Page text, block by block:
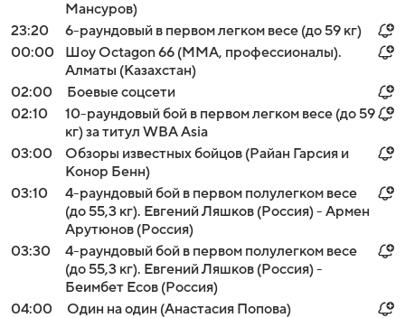
Мансуров)
23:20
6-раундовый в первом легком весе (до 59 кг)
00:00
Шоу Octagon 66 (MMA, профессионалы).
Алматы (Казахстан)
02:00
Боевые соцсети
02:10
10-раундовый бой в первом легком весе (до 59
кг) за титул WBA Asia
03:00
Обзоры известных бойцов (Райан Гарсия и
Конор Бенн)
03:10
4-раундовый бой в первом полулегком весе
(до 55,3 кг). Евгений Ляшков (Россия) - Армен
Арутюнов (Россия)
03:30
4-раундовый бой в первом полулегком весе
(до 55,3 кг). Евгений Ляшков (Россия) -
Беимбет Есов (Россия)
04:00
Один на один (Анастасия Попова)